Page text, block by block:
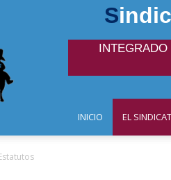
S
INTEGRADO
INICIO EL